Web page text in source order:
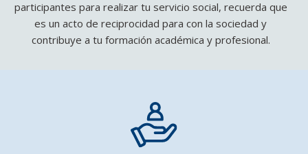
participantes para realizar tu servicio social, recuerda que
es un acto de reciprocidad para con la sociedad y
contribuye a tu formación académica y profesional.